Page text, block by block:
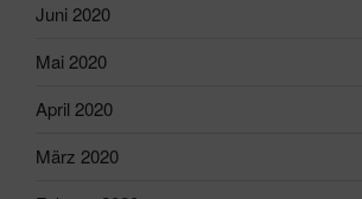
Juni 2020
Mai 2020
April 2020
März 2020